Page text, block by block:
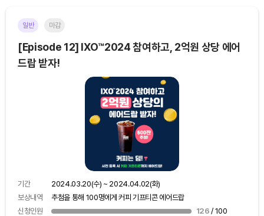
일반 마감
[Episode 12] IXO™2024 참여하고, 2억원 상당 에어
드랍 받자!
기간
2024.03.20(수) ~ 2024.04.02(화)
보상내역
추첨을 통해 100명에게 커피 기프티콘 에어드랍
신청인원
126 / 100